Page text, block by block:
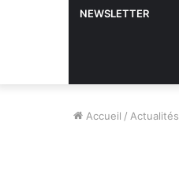
NEWSLETTER
Accueil / Actualités